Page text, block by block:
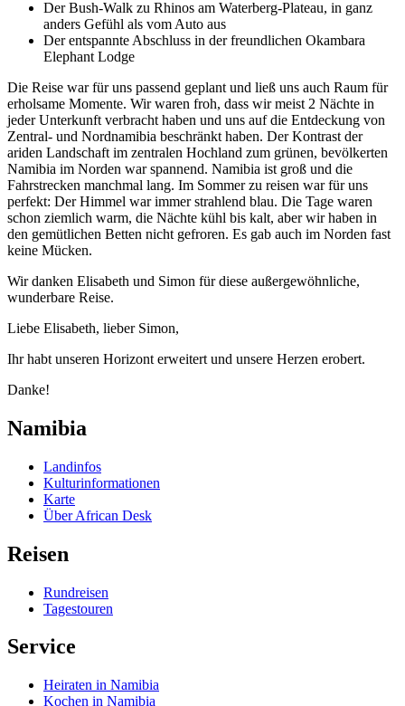
Der Bush-Walk zu Rhinos am Waterberg-Plateau, in ganz
anders Gefühl als vom Auto aus
Der entspannte Abschluss in der freundlichen Okambara
Elephant Lodge
Die Reise war für uns passend geplant und ließ uns auch Raum für
erholsame Momente. Wir waren froh, dass wir meist 2 Nächte in
jeder Unterkunft verbracht haben und uns auf die Entdeckung von
Zentral- und Nordnamibia beschränkt haben. Der Kontrast der
ariden Landschaft im zentralen Hochland zum grünen, bevölkerten
Namibia im Norden war spannend. Namibia ist groß und die
Fahrstrecken manchmal lang. Im Sommer zu reisen war für uns
perfekt: Der Himmel war immer strahlend blau. Die Tage waren
schon ziemlich warm, die Nächte kühl bis kalt, aber wir haben in
den gemütlichen Betten nicht gefroren. Es gab auch im Norden fast
keine Mücken.
Wir danken Elisabeth und Simon für diese außergewöhnliche,
wunderbare Reise.
Liebe Elisabeth, lieber Simon,
Ihr habt unseren Horizont erweitert und unsere Herzen erobert.
Danke!
Namibia
Landinfos
Kulturinformationen
Karte
Über African Desk
Reisen
Rundreisen
Tagestouren
Service
Heiraten in Namibia
Kochen in Namibia